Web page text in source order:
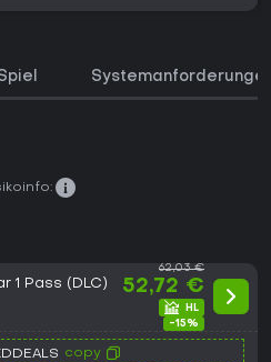
1 Pass (DLC)
62,03 €
52,72 €
-15%
copy